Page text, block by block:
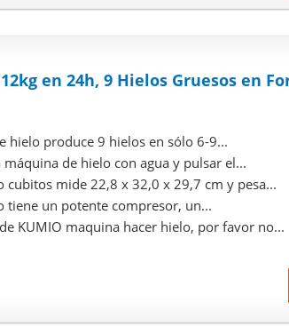
en 24h, 9 Hielos Gruesos en
hielo produce 9 hielos en sólo 6-9...
de hielo con agua y pulsar el...
mide 22,8 x 32,0 x 29,7 cm y pesa...
tiene un potente compresor, un...
KUMIO maquina hacer hielo, por favor no...